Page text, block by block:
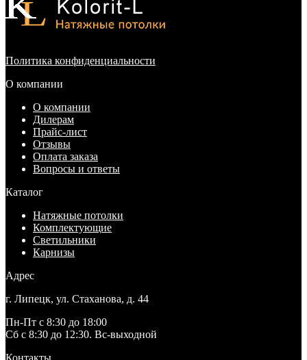
Политика конфиденциальности
О компании
О компании
Дилерам
Прайс-лист
Отзывы
Оплата заказа
Вопросы и ответы
Каталог
Натяжные потолки
Комплектующие
Светильники
Карнизы
Адрес
г. Липецк, ул. Стаханова, д. 44
Пн-Пт с 8:30 до 18:00
Сб с 8:30 до 12:30. Вс-выходной
Контакты